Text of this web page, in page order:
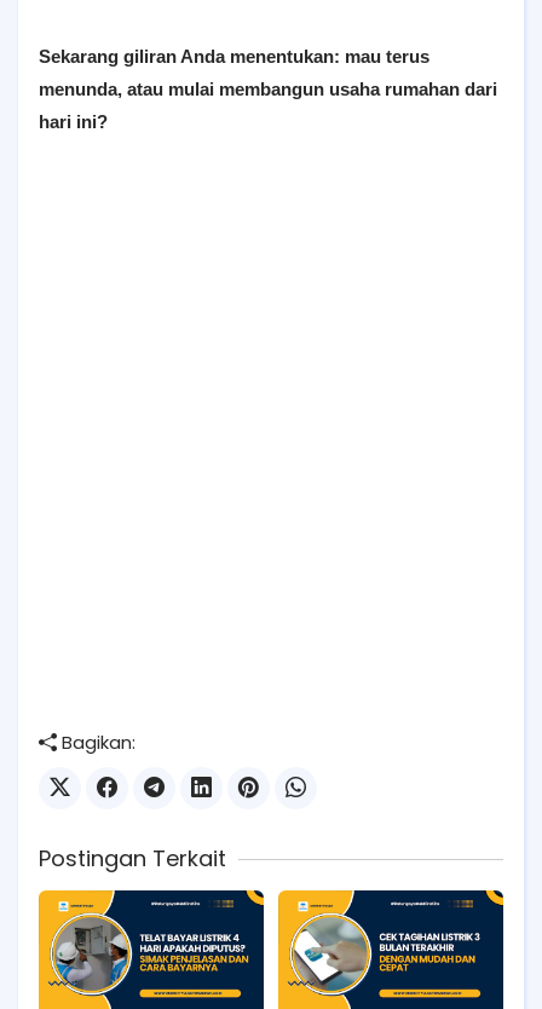
Sekarang giliran Anda menentukan: mau terus
menunda, atau mulai membangun usaha rumahan dari
hari ini?
Bagikan:
Postingan Terkait